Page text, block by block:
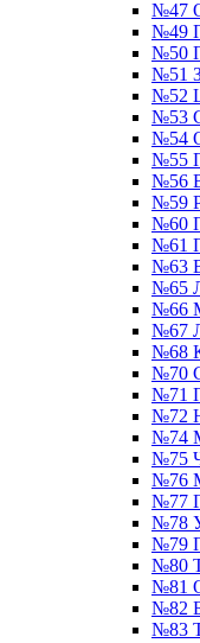
№47
№49
№50
№51
№52
№53
№54
№55
№56
№59
№60
№61
№63
№65
№66
№67
№68
№70
№71
№72
№74
№75
№76
№77
№78
№79
№80
№81
№82
№83